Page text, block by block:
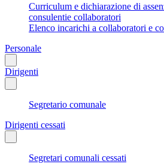
Curriculum e dichiarazione di
consulentie collaboratori
Elenco incarichi a collaboratori e
Personale
Dirigenti
Segretario comunale
Dirigenti cessati
Segretari comunali cessati